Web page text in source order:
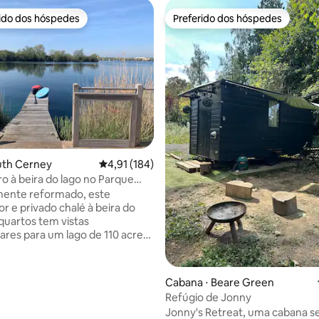
de 5, 157 avaliações
preferidos dos hóspedes
dos hóspedes
Cerney 4,91 de uma avaliação média de 5, 184
4,91 (184)
à beira do lago no Parque
Cotswold
reformado, este
e privado chalé à beira do
tem vistas
para um lago de 110 acres.
Preferido dos hóspedes
Preferido dos hóspedes
Cabana ⋅ Beare Green
Refúgio de Jonny
Jonny's Retreat, uma cabana